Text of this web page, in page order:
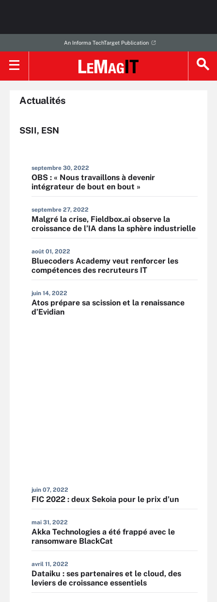
An Informa TechTarget Publication
Actualités
SSII, ESN
septembre 30, 2022
OBS : « Nous travaillons à devenir
intégrateur de bout en bout »
septembre 27, 2022
Malgré la crise, Fieldbox.ai observe la
croissance de l’IA dans la sphère industrielle
août 01, 2022
Bluecoders Academy veut renforcer les
compétences des recruteurs IT
juin 14, 2022
Atos prépare sa scission et la renaissance
d’Evidian
juin 07, 2022
FIC 2022 : deux Sekoia pour le prix d’un
mai 31, 2022
Akka Technologies a été frappé avec le
ransomware BlackCat
avril 11, 2022
Dataiku : ses partenaires et le cloud, des
leviers de croissance essentiels